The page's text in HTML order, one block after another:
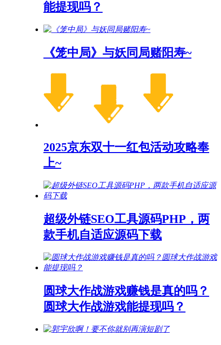
能提现吗？
《笼中局》与妖同局赌阳寿~
2025京东双十一红包活动攻略奉
上~
超级外链SEO工具源码PHP，两
款手机自适应源码下载
圆球大作战游戏赚钱是真的吗？
圆球大作战游戏能提现吗？